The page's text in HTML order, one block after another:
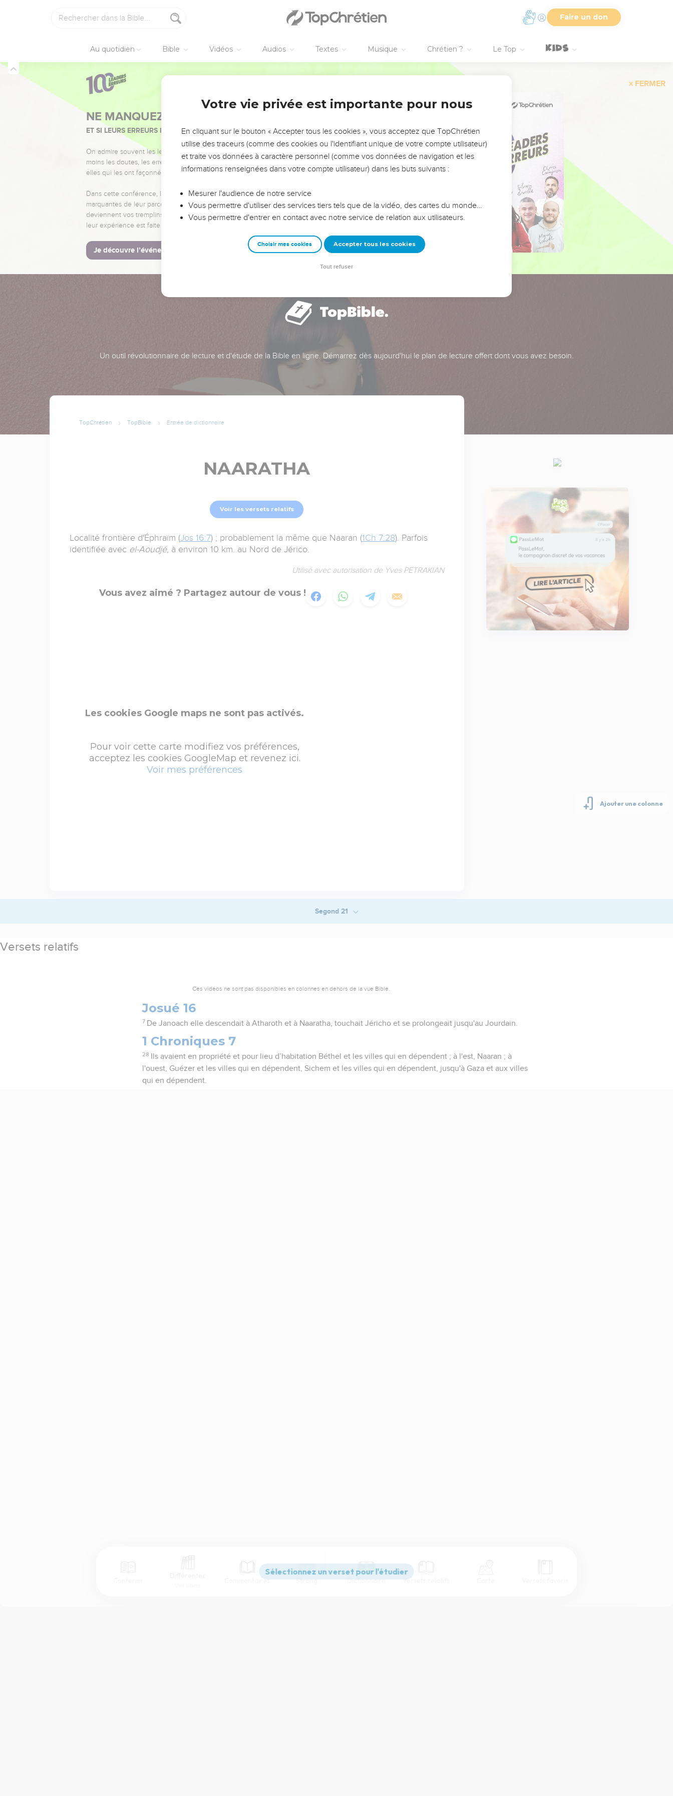
Faire un don
Au quotidien Bible Vidéos Audios Textes Musique Chrétien ? Le Top
FERMER
NE MANQUEZ PAS L’ÉVÉNEMENT DE L’ANNÉE !
ET SI LEURS ERREURS POUVAIENT VOUS ÉVITER LES VOTRES ?
On admire souvent les leaders pour leurs réussites, leur impact, leur foi ou leur vision. Mais on voit
moins les doutes, les erreurs et les saisons difficiles qu'ils ont traversés, alors même que ce sont
elles qui les ont façonnés.
Dans cette conférence, leaders, entrepreneurs, et responsables reviennent sur les erreurs
marquantes de leur parcours et les clés pour avancer avec plus de sagesse afin que leurs erreurs
deviennent vos tremplins. Que vous guidiez un ministère, une équipe, un groupe ou une famille,
leur expérience est faite pour vous.
Je découvre l’événement
Un outil révolutionnaire de lecture et d'étude de la Bible en ligne. Démarrez dès aujourd'hui le plan de lecture offert dont vous avez besoin.
TopChrétien TopBible Entrée de dictionnaire
NAARATHA
Voir les versets relatifs
Localité frontière d'Éphraïm (Jos 16:7) ; probablement la même que Naaran (1Ch 7:28). Parfois
identifiée avec el-Aoudjé, à environ 10 km. au Nord de Jérico.
Utilisé avec autorisation de Yves PETRAKIAN
Vous avez aimé ? Partagez autour de vous !
Les cookies Google maps ne sont pas activés.
Pour voir cette carte modifiez vos préférences,
acceptez les cookies GoogleMap et revenez ici.
Voir mes préférences
Commentaires Strong Dictionnaire Versets relatifs
Segond 21
Versets relatifs
Ces vidéos ne sont pas disponibles en colonnes en dehors de la vue Bible.
Josué 16
7 De Janoach elle descendait à Atharoth et à Naaratha, touchait Jéricho et se prolongeait jusqu'au Jourdain.
1 Chroniques 7
28
Ils avaient en propriété et pour lieu d’habitation Béthel et les villes qui en dépendent ; à l'est, Naaran ; à
l'ouest, Guézer et les villes qui en dépendent, Sichem et les villes qui en dépendent, jusqu'à Gaza et aux villes
qui en dépendent.
Votre vie privée est importante pour nous
En cliquant sur le bouton « Accepter tous les cookies », vous acceptez que TopChrétien
utilise des traceurs (comme des cookies ou l'identifiant unique de votre compte utilisateur)
et traite vos données à caractère personnel (comme vos données de navigation et les
informations renseignées dans votre compte utilisateur) dans les buts suivants :
Mesurer l'audience de notre service
Vous permettre d'utiliser des services tiers tels que de la vidéo, des cartes du monde…
Vous permettre d'entrer en contact avec notre service de relation aux utilisateurs.
Choisir mes cookies Accepter tous les cookies
Tout refuser